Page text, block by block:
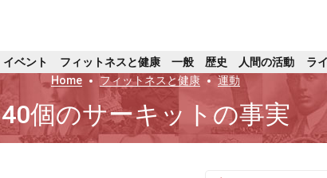
イベント フィットネスと健康 一般 歴史 人間の活動 ラ
Home
フィットネスと健康 運動
40個のサーキットの事実